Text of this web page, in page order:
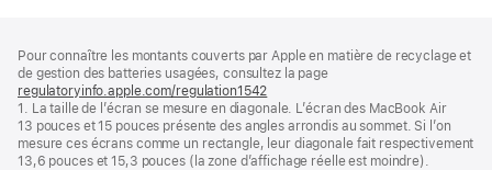
de
page
de
bas
de
page
Pour connaître les montants couverts par Apple en matière de recyclage et
de gestion des batteries usagées, consultez la page
regulatoryinfo.apple.com/regulation1542
dans
une
nouvelle
fenêtre)
1. La taille de l’écran se mesure en diagonale. L’écran des MacBook Air
13 pouces et 15 pouces présente des angles arrondis au sommet. Si l’on
mesure ces écrans comme un rectangle, leur diagonale fait respectivement
13,6 pouces et 15,3 pouces (la zone d’affichage réelle est moindre).